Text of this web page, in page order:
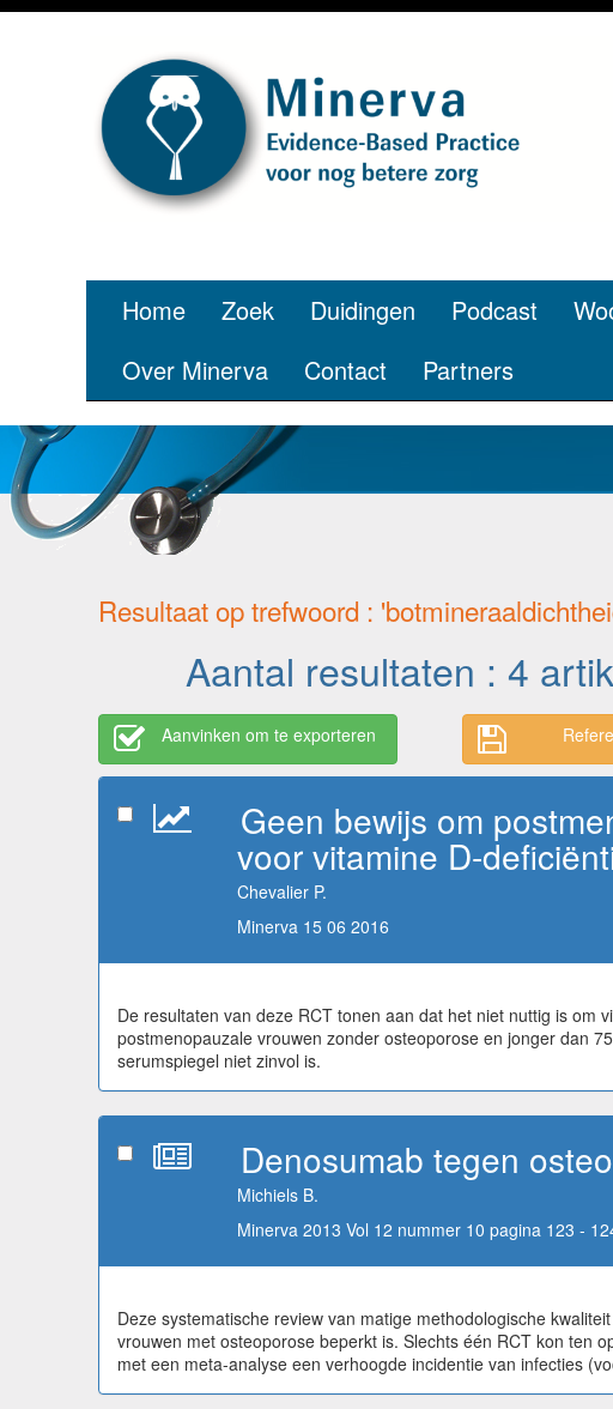
Home Zoek Duidingen Podcast
Over Minerva
Contact Partners
Resultaat op trefwoord :
Aantal resultaten : 4
Aanvinken om te exporteren
Geen bewijs om
voor vitamine D-
Chevalier P.
Minerva 15 06 2016
De resultaten van deze RCT tonen aan dat het niet nuttig is
postmenopauzale vrouwen zonder osteoporose en jonger dan
serumspiegel niet zinvol is.
Denosumab tegen
Michiels B.
Minerva 2013 Vol 12 nummer 10 pagina 123 -
Deze systematische review van matige methodologische
vrouwen met osteoporose beperkt is. Slechts één RCT kon ten
met een meta-analyse een verhoogde incidentie van infecties